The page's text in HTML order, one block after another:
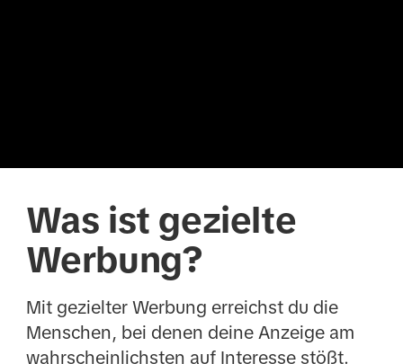
Was ist gezielte
Werbung?
Mit gezielter Werbung erreichst du die
Menschen, bei denen deine Anzeige am
wahrscheinlichsten auf Interesse stößt.